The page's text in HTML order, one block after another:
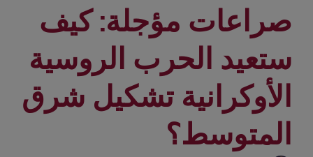
صراعات مؤجلة: كيف
ستعيد الحرب الروسية
الأوكرانية تشكيل شرق
المتوسط؟